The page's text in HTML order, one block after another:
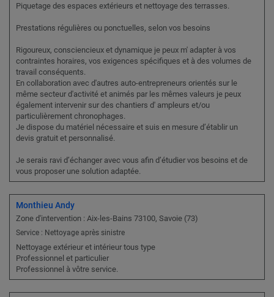
Piquetage des espaces extérieurs et nettoyage des terrasses.
Prestations régulières ou ponctuelles, selon vos besoins
Rigoureux, consciencieux et dynamique je peux m' adapter à vos
contraintes horaires, vos exigences spécifiques et à des volumes de
travail conséquents.
En collaboration avec d'autres auto-entrepreneurs orientés sur le
même secteur d'activité et animés par les mêmes valeurs je peux
également intervenir sur des chantiers d' ampleurs et/ou
particulièrement chronophages.
Je dispose du matériel nécessaire et suis en mesure d’établir un
devis gratuit et personnalisé.
Je serais ravi d’échanger avec vous afin d’étudier vos besoins et de
vous proposer une solution adaptée.
Monthieu Andy
Zone d'intervention : Aix-les-Bains 73100, Savoie (73)
Service : Nettoyage après sinistre
Nettoyage extérieur et intérieur tous type
Professionnel et particulier
Professionnel à vôtre service.